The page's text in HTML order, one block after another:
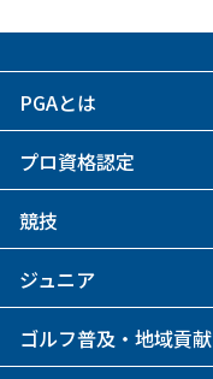
PGAとは
プロ資格認定
競技
ジュニア
ゴルフ普及・地域貢献